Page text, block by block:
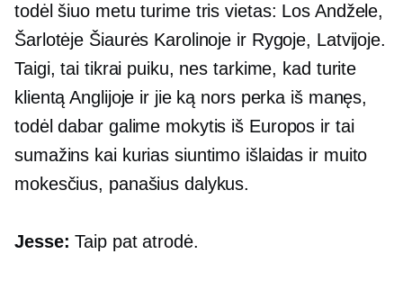
todėl šiuo metu turime tris vietas: Los Andžele,
Šarlotėje Šiaurės Karolinoje ir Rygoje, Latvijoje.
Taigi, tai tikrai puiku, nes tarkime, kad turite
klientą Anglijoje ir jie ką nors perka iš manęs,
todėl dabar galime mokytis iš Europos ir tai
sumažins kai kurias siuntimo išlaidas ir muito
mokesčius, panašius dalykus.
Jesse: Taip pat atrodė.